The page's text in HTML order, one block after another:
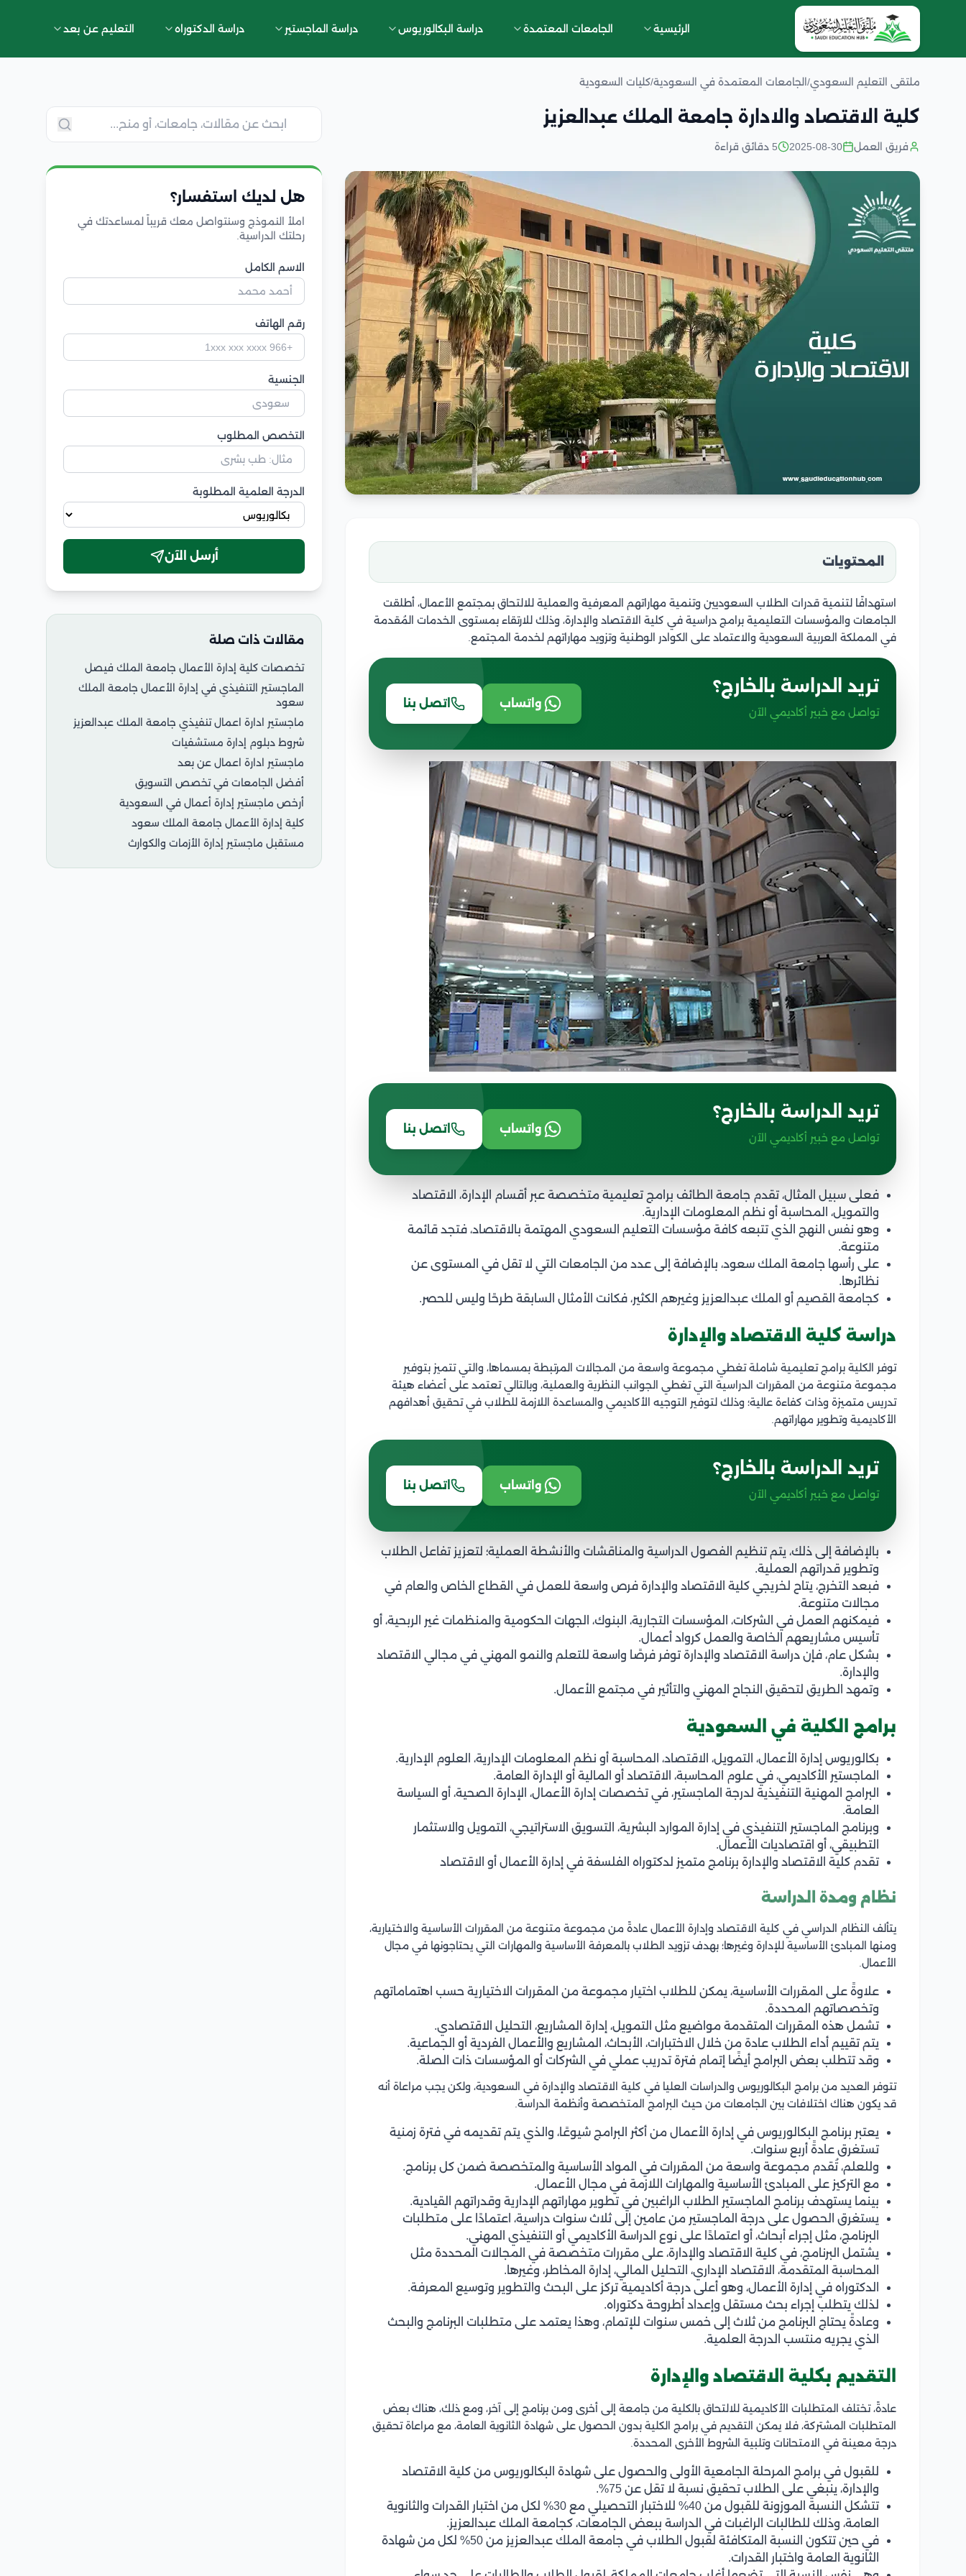
الرئيسية الجامعات المعتمدة دراسة البكالوريوس دراسة الماجستير دراسة الدكتوراه التعليم عن بعد
ملتقى التعليم السعودي/ الجامعات المعتمدة في السعودية/كليات السعودية
كلية الاقتصاد والادارة جامعة الملك عبدالعزيز
فريق العمل 2025-08-30 5 دقائق قراءة
المحتويات
استهدافًا لتنمية قدرات الطلاب السعوديين وتنمية مهاراتهم المعرفية والعملية للالتحاق بمجتمع الأعمال، أطلقت
الجامعات والمؤسسات التعليمية برامج دراسية في كلية الاقتصاد والإدارة، وذلك للارتقاء بمستوى الخدمات المُقدمة
في المملكة العربية السعودية والاعتماد على الكوادر الوطنية وتزويد مهاراتهم لخدمة المجتمع.
تريد الدراسة بالخارج؟
تواصل مع خبير أكاديمي الآن
واتساب اتصل بنا
تريد الدراسة بالخارج؟
تواصل مع خبير أكاديمي الآن
واتساب اتصل بنا
فعلى سبيل المثال، تقدم جامعة الطائف برامج تعليمية متخصصة عبر أقسام الإدارة، الاقتصاد
والتمويل، المحاسبة أو نظم المعلومات الإدارية.
وهو نفس النهج الذي تتبعه كافة مؤسسات التعليم السعودي المهتمة بالاقتصاد، فتجد قائمة
متنوعة.
على رأسها جامعة الملك سعود، بالإضافة إلى عدد من الجامعات التي لا تقل في المستوى عن
نظائرها.
كجامعة القصيم أو الملك عبدالعزيز وغيرهم الكثير، فكانت الأمثال السابقة طرحًا وليس للحصر.
دراسة كلية الاقتصاد والإدارة
توفر الكلية برامج تعليمية شاملة تغطي مجموعة واسعة من المجالات المرتبطة بمسماها، والتي تتميز بتوفير
مجموعة متنوعة من المقررات الدراسية التي تغطي الجوانب النظرية والعملية، وبالتالي تعتمد على أعضاء هيئة
تدريس متميزة وذات كفاءة عالية؛ وذلك لتوفير التوجيه الأكاديمي والمساعدة اللازمة للطلاب في تحقيق أهدافهم
الأكاديمية وتطوير مهاراتهم.
تريد الدراسة بالخارج؟
تواصل مع خبير أكاديمي الآن
واتساب اتصل بنا
بالإضافة إلى ذلك، يتم تنظيم الفصول الدراسية والمناقشات والأنشطة العملية؛ لتعزيز تفاعل الطلاب
وتطوير قدراتهم العملية.
فبعد التخرج، يتاح لخريجي كلية الاقتصاد والإدارة فرص واسعة للعمل في القطاع الخاص والعام في
مجالات متنوعة.
فيمكنهم العمل في الشركات، المؤسسات التجارية، البنوك، الجهات الحكومية والمنظمات غير الربحية، أو
تأسيس مشاريعهم الخاصة والعمل كرواد أعمال.
بشكل عام، فإن دراسة الاقتصاد والإدارة توفر فرصًا واسعة للتعلم والنمو المهني في مجالي الاقتصاد
والإدارة.
وتمهد الطريق لتحقيق النجاح المهني والتأثير في مجتمع الأعمال.
برامج الكلية في السعودية
بكالوريوس إدارة الأعمال، التمويل، الاقتصاد، المحاسبة أو نظم المعلومات الإدارية، العلوم الإدارية.
الماجستير الأكاديمي، في علوم المحاسبة، الاقتصاد أو المالية أو الإدارة العامة.
البرامج المهنية التنفيذية لدرجة الماجستير، في تخصصات إدارة الأعمال، الإدارة الصحية، أو السياسة
العامة.
وبرنامج الماجستير التنفيذي في إدارة الموارد البشرية، التسويق الاستراتيجي، التمويل والاستثمار
التطبيقي، أو اقتصاديات الأعمال.
تقدم كلية الاقتصاد والإدارة برنامج متميز لدكتوراه الفلسفة في إدارة الأعمال أو الاقتصاد
نظام ومدة الدراسة
يتألف النظام الدراسي في كلية الاقتصاد وإدارة الأعمال عادةً من مجموعة متنوعة من المقررات الأساسية والاختيارية،
ومنها المبادئ الأساسية للإدارة وغيرها؛ بهدف تزويد الطلاب بالمعرفة الأساسية والمهارات التي يحتاجونها في مجال
الأعمال.
علاوةً على المقررات الأساسية، يمكن للطلاب اختيار مجموعة من المقررات الاختيارية حسب اهتماماتهم
وتخصصاتهم المحددة.
تشمل هذه المقررات المتقدمة مواضيع مثل التمويل، إدارة المشاريع، التحليل الاقتصادي.
يتم تقييم أداء الطلاب عادة من خلال الاختبارات، الأبحاث، المشاريع والأعمال الفردية أو الجماعية.
وقد تتطلب بعض البرامج أيضًا إتمام فترة تدريب عملي في الشركات أو المؤسسات ذات الصلة.
تتوفر العديد من برامج البكالوريوس والدراسات العليا في كلية الاقتصاد والإدارة في السعودية، ولكن يجب مراعاة أنه
قد يكون هناك اختلافات بين الجامعات من حيث البرامج المتخصصة وأنظمة الدراسة.
يعتبر برنامج البكالوريوس في إدارة الأعمال من أكثر البرامج شيوعًا، والذي يتم تقديمه في فترة زمنية
تستغرق عادةً أربع سنوات.
وللعلم، تُقدم مجموعة واسعة من المقررات في المواد الأساسية والمتخصصة ضمن كل برنامج.
مع التركيز على المبادئ الأساسية والمهارات اللازمة في مجال الأعمال.
بينما يستهدف برنامج الماجستير الطلاب الراغبين في تطوير مهاراتهم الإدارية وقدراتهم القيادية.
يستغرق الحصول على درجة الماجستير من عامين إلى ثلاث سنوات دراسية، اعتمادًا على متطلبات
البرنامج، مثل إجراء أبحاث، أو اعتمادًا على نوع الدراسة الأكاديمي أو التنفيذي المهني.
يشتمل البرنامج، في كلية الاقتصاد والإدارة، على مقررات متخصصة في المجالات المحددة مثل
المحاسبة المتقدمة، الاقتصاد الإداري، التحليل المالي، إدارة المخاطر، وغيرها.
الدكتوراه في إدارة الأعمال، وهو أعلى درجة أكاديمية تركز على البحث والتطوير وتوسيع المعرفة.
لذلك يتطلب إجراء بحث مستقل وإعداد أطروحة دكتوراه.
وعادةً يحتاج البرنامج من ثلاث إلى خمس سنوات للإتمام، وهذا يعتمد على متطلبات البرنامج والبحث
الذي يجريه منتسب الدرجة العلمية.
التقديم بكلية الاقتصاد والإدارة
عادةً، تختلف المتطلبات الأكاديمية للالتحاق بالكلية من جامعة إلى أخرى ومن برنامج إلى آخر، ومع ذلك، هناك بعض
المتطلبات المشتركة، فلا يمكن التقديم في برامج الكلية بدون الحصول على شهادة الثانوية العامة، مع مراعاة تحقيق
درجة معينة في الامتحانات وتلبية الشروط الأخرى المحددة.
للقبول في برامج المرحلة الجامعية الأولى والحصول على شهادة البكالوريوس من كلية الاقتصاد
والإدارة، ينبغي على الطلاب تحقيق نسبة لا تقل عن 75%.
تتشكل النسبة الموزونة للقبول من 40% للاختبار التحصيلي مع 30% لكل من اختبار القدرات والثانوية
العامة، وذلك للطالبات الراغبات في الدراسة ببعض الجامعات، كجامعة الملك عبدالعزيز.
في حين تتكون النسبة المتكافئة لقبول الطلاب في جامعة الملك عبدالعزيز من 50% لكل من شهادة
الثانوية العامة واختبار القدرات.
هل لديك استفسار؟
املأ النموذج وسنتواصل معك قريباً لمساعدتك في
رحلتك الدراسية.
الاسم الكامل
رقم الهاتف
الجنسية
التخصص المطلوب
الدرجة العلمية المطلوبة
أرسل الآن
مقالات ذات صلة
تخصصات كلية إدارة الأعمال جامعة الملك فيصل
الماجستير التنفيذي في إدارة الأعمال جامعة الملك
سعود
ماجستير ادارة اعمال تنفيذي جامعة الملك عبدالعزيز
شروط دبلوم إدارة مستشفيات
ماجستير ادارة اعمال عن بعد
أفضل الجامعات في تخصص التسويق
أرخص ماجستير إدارة أعمال في السعودية
كلية إدارة الأعمال جامعة الملك سعود
مستقبل ماجستير إدارة الأزمات والكوارث